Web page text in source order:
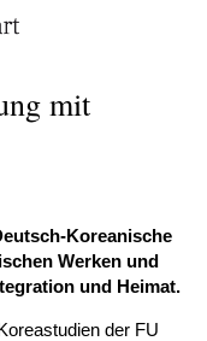
mit
Koreanische
Werken und
und Heimat.
der FU